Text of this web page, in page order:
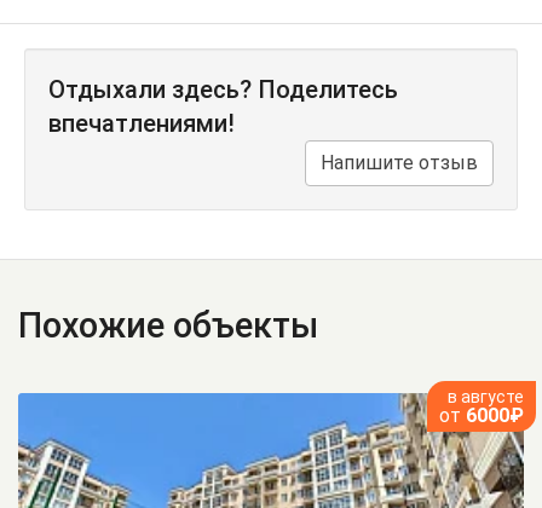
Отдыхали здесь? Поделитесь
впечатлениями!
Напишите отзыв
Похожие объекты
в августе
от 6000₽